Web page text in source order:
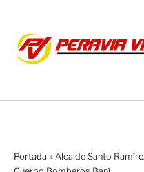
Portada » Alcalde Santo